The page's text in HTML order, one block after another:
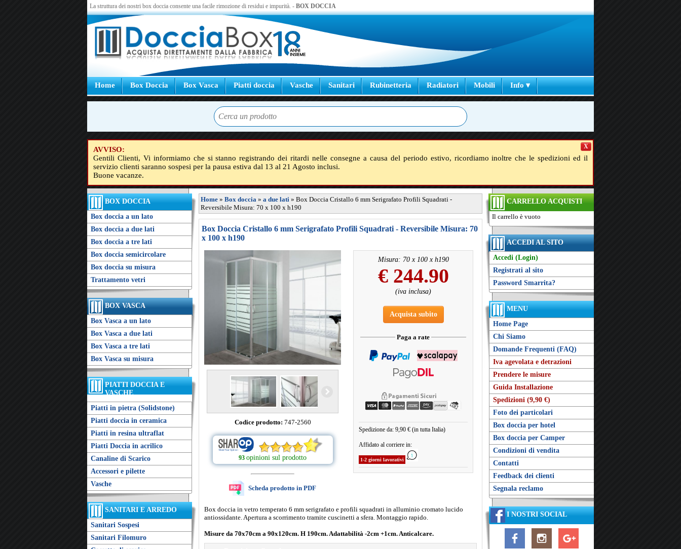
La struttura dei nostri box doccia consente una facile rimozione di residui e impurità. - BOX DOCCIA
Home Box Doccia Box Vasca Piatti doccia Vasche Sanitari Rubinetteria Radiatori Mobili Info ▾
AVVISO:
Gentili Clienti, Vi informiamo che si stanno registrando dei ritardi nelle consegne a causa del periodo estivo, ricordiamo inoltre che le spedizioni ed il
servizio clienti saranno sospesi per la pausa estiva dal 13 al 21 Agosto inclusi.
Buone vacanze.
X
BOX DOCCIA
Box doccia a un lato
Box doccia a due lati
Box doccia a tre lati
Box doccia semicircolare
Box doccia su misura
Trattamento vetri
BOX VASCA
Box Vasca a un lato
Box Vasca a due lati
Box Vasca a tre lati
Box Vasca su misura
PIATTI DOCCIA E
VASCHE
Piatti in pietra (Solidstone)
Piatti doccia in ceramica
Piatti in resina ultraflat
Piatti Doccia in acrilico
Canaline di Scarico
Accessori e pilette
Vasche
SANITARI E ARREDO
Sanitari Sospesi
Sanitari Filomuro
CARRELLO ACQUISTI
Il carrello è vuoto
ACCEDI AL SITO
Accedi (Login)
Registrati al sito
Password Smarrita?
MENU
Home Page
Chi Siamo
Domande Frequenti (FAQ)
Iva agevolata e detrazioni
Prendere le misure
Guida Installazione
Spedizioni (9,90 €)
Foto dei particolari
Box doccia per hotel
Box doccia per Camper
Condizioni di vendita
Contatti
Feedback dei clienti
Segnala reclamo
I NOSTRI SOCIAL
Home » Box doccia » a due lati » Box Doccia Cristallo 6 mm Serigrafato Profili Squadrati -
Reversibile Misura: 70 x 100 x h190
Box Doccia Cristallo 6 mm Serigrafato Profili Squadrati - Reversibile Misura: 70
x 100 x h190
Codice prodotto: 747-2560
93 opinioni sul prodotto
Scheda prodotto in PDF
Misura: 70 x 100 x h190
€ 244.90
(iva inclusa)
Acquista subito
Paga a rate
Spedizione da: 9,90 € (in tutta Italia)
Affidato al corriere in:
1-2 giorni lavorativi
Box doccia in vetro temperato 6 mm serigrafato e profili squadrati in alluminio cromato lucido
antiossidante. Apertura a scorrimento tramite cuscinetti a sfera. Montaggio rapido.
Misure da 70x70cm a 90x120cm. H 190cm. Adattabilità -2cm +1cm. Anticalcare.